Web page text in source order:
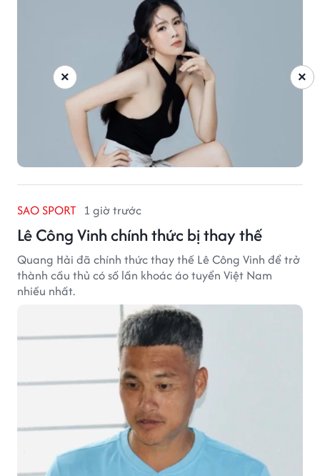
SAO SPORT 1 giờ trước
Lê Công Vinh chính thức bị thay thế
Quang Hải đã chính thức thay thế Lê Công Vinh để trở
thành cầu thủ có số lần khoác áo tuyển Việt Nam
nhiều nhất.
×
×